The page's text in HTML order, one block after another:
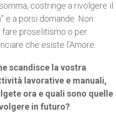
costringe a rivolgere il
e a porsi domande. Non
fare proselitismo o per
che esiste l’Amore.
scandisce la vostra
lavorative e manuali,
ora e quali sono quelle
in futuro?